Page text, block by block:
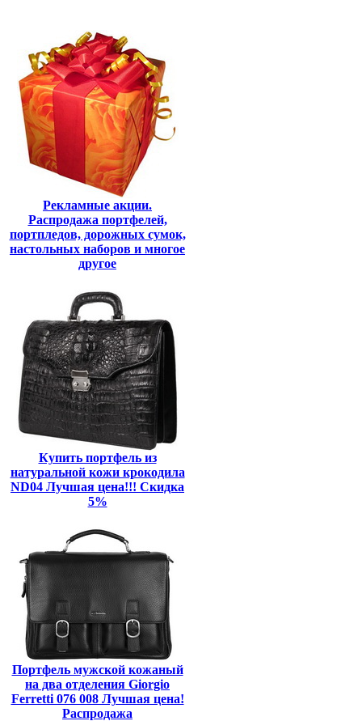
Рекламные акции.
Распродажа портфелей,
портпледов, дорожных сумок,
настольных наборов и многое
другое
Купить портфель из
натуральной кожи крокодила
ND04 Лучшая цена!!! Скидка
5%
Портфель мужской кожаный
на два отделения Giorgio
Ferretti 076 008 Лучшая цена!
Распродажа